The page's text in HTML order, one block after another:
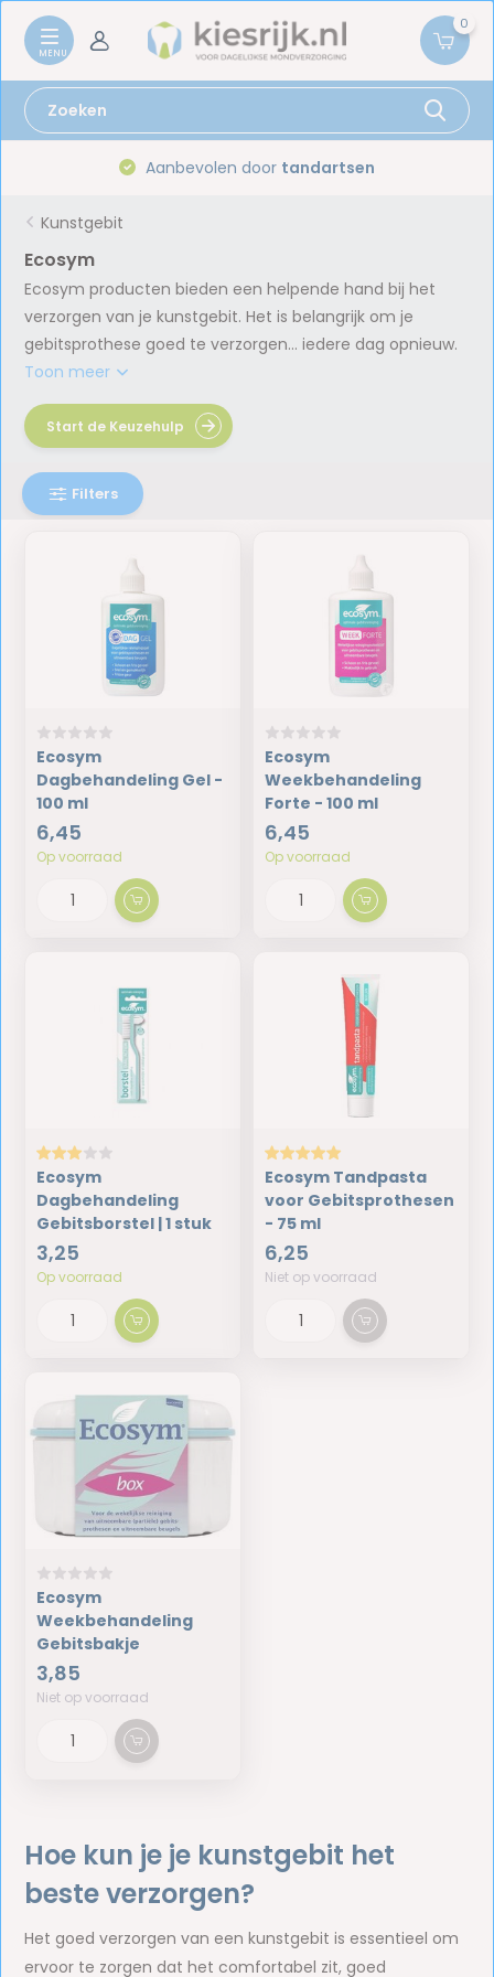
0
Aanbevolen door tandartsen
Kunstgebit
Ecosym
Ecosym producten bieden een helpende hand bij het
verzorgen van je kunstgebit. Het is belangrijk om je
gebitsprothese goed te verzorgen… iedere dag opnieuw.
Toon meer
Filters
Start de Keuzehulp
Ecosym
Dagbehandeling Gel -
100 ml
6,45
Op voorraad
Ecosym
Weekbehandeling
Forte - 100 ml
6,45
Op voorraad
Ecosym
Dagbehandeling
Gebitsborstel | 1 stuk
3,25
Op voorraad
Ecosym Tandpasta
voor Gebitsprothesen
- 75 ml
6,25
Niet op voorraad
Ecosym
Weekbehandeling
Gebitsbakje
3,85
Niet op voorraad
Hoe kun je je kunstgebit het
beste verzorgen?
Het goed verzorgen van een kunstgebit is essentieel om
ervoor te zorgen dat het comfortabel zit, goed